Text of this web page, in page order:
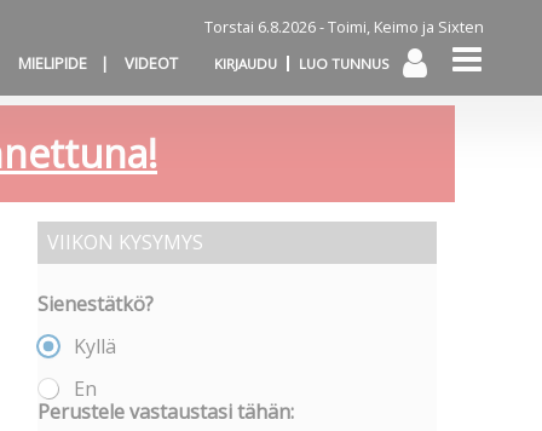
Torstai 6.8.2026 -Toimi, Keimo ja Sixten
MIELIPIDE
VIDEOT KIRJAUDU LUO TUNNUS
VIIKON KYSYMYS
Sienestätkö?
Kyllä
En
Perustele vastaustasi tähän: